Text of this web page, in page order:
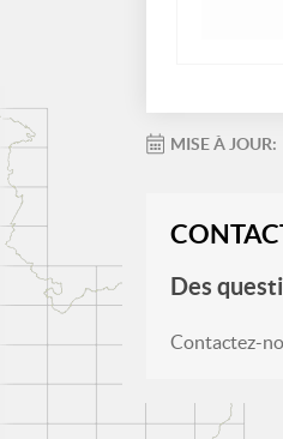
MISE À JOUR:
Des
Contactez-